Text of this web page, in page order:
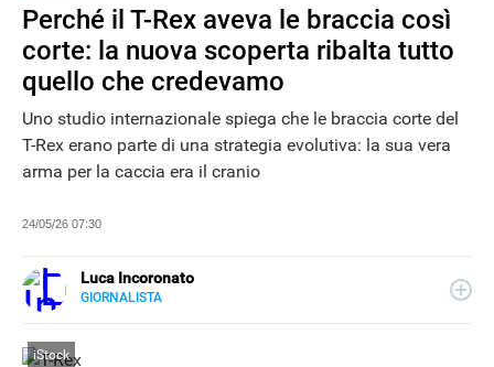
Perché il T-Rex aveva le braccia così
corte: la nuova scoperta ribalta tutto
quello che credevamo
Uno studio internazionale spiega che le braccia corte del
T-Rex erano parte di una strategia evolutiva: la sua vera
arma per la caccia era il cranio
24/05/26 07:30
Luca Incoronato
GIORNALISTA
fisiche e online, così come in TV, come autore, giornalista
iStock